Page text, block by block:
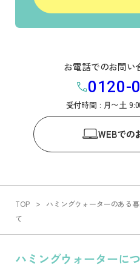
お電話でのお問い
0120-
受付時間 : 月〜土
WEBでの
TOP ハミングウォーターのある
て
ハミングウォーターに